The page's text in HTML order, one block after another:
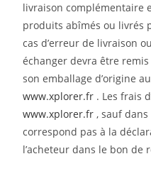
livraison complémentaire
produits abîmés ou livrés
cas d’erreur de livraison
échanger devra être
son emballage d’origine
www.xplorer.fr . Les frais
www.xplorer.fr, sauf
correspond pas à la
l’acheteur dans le bon de